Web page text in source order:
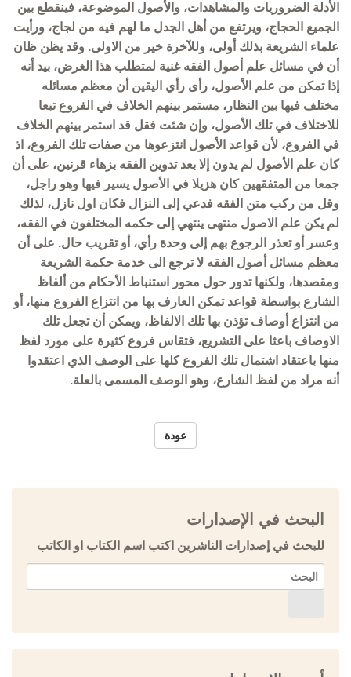
الأدلة الضروريات والمشاهدات، والأصول الموضوعة، فينقطع بين
الجميع الحجاج، ويرتفع من أهل الجدل ما لهم فيه من لجاج، ورأيت
علماء الشريعة بذلك أولى، وللآخرة خير من الاولى. وقد يظن ظان
أن في مسائل علم أصول الفقه غنية لمتطلب هذا الغرض، بيد أنه
إذا تمكن من علم الأصول، رأى رأي اليقين أن معظم مسائله
مختلف فيها بين النظار، مستمر بينهم الخلاف في الفروع تبعا
للاختلاف في تلك الأصول، وإن شئت فقل قد استمر بينهم الخلاف
في الفروع، لأن قواعد الأصول انتزعوها من صفات تلك الفروع، اذ
كان علم الأصول لم يدون إلا بعد تدوين الفقه بزهاء قرنين، على أن
جمعا من المتفقهين كان هزيلا في الأصول يسير فيها وهو راجل،
وقل من ركب متن الفقه فدعي إلى النزال فكان اول نازل، لذلك
لم يكن علم الاصول منتهى ينتهي إلى حكمه المختلفون في الفقه،
وعسر أو تعذر الرجوع بهم إلى وحدة رأي، أو تقريب حال. على أن
معظم مسائل أصول الفقه لا ترجع الى خدمة حكمة الشريعة
ومقصدها، ولكنها تدور حول محور استنباط الأحكام من ألفاظ
الشارع بواسطة قواعد تمكن العارف بها من انتزاع الفروع منها، أو
من انتزاع أوصاف تؤذن بها تلك الالفاظ، ويمكن أن تجعل تلك
الاوصاف باعثا على التشريع، فتقاس فروع كثيرة على مورد لفظ
منها باعتقاد اشتمال تلك الفروع كلها على الوصف الذي اعتقدوا
أنه مراد من لفظ الشارع، وهو الوصف المسمى بالعلة.
عودة
البحث في الإصدارات
للبحث في إصدارات الناشرين اكتب اسم الكتاب او الكاتب